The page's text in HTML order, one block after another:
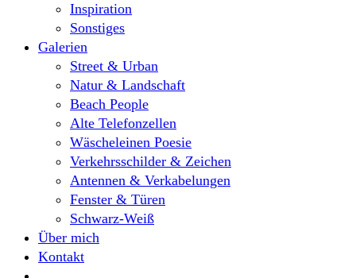
Inspiration
Sonstiges
Galerien
Street & Urban
Natur & Landschaft
Beach People
Alte Telefonzellen
Wäscheleinen Poesie
Verkehrsschilder & Zeichen
Antennen & Verkabelungen
Fenster & Türen
Schwarz-Weiß
Über mich
Kontakt